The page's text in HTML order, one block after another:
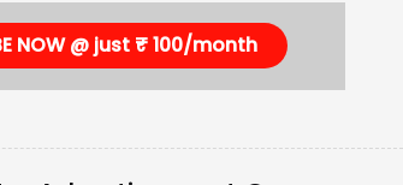
NOW @ just ₹ 100/month